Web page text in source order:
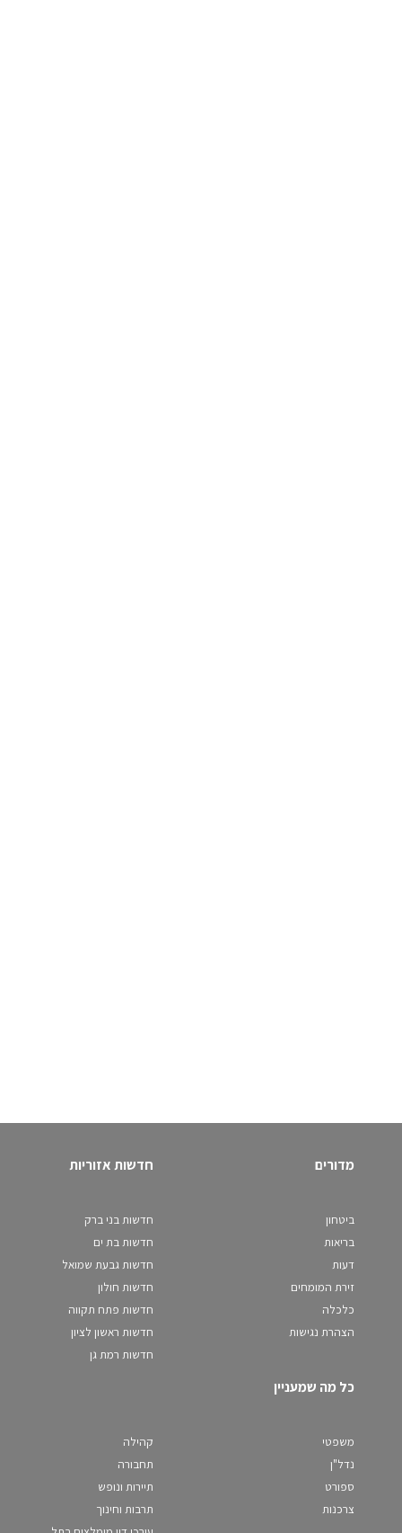
מדורים
ביטחון
בריאות
דעות
זירת המומחים
כלכלה
הצהרת נגישות
חדשות אזוריות
חדשות בני ברק
חדשות בת ים
חדשות גבעת שמואל
חדשות חולון
חדשות פתח תקווה
חדשות ראשון לציון
חדשות רמת גן
כל מה שמעניין
משפטי
נדל"ן
ספורט
צרכנות
קהילה
תחבורה
תיירות ונופש
תרבות וחינוך